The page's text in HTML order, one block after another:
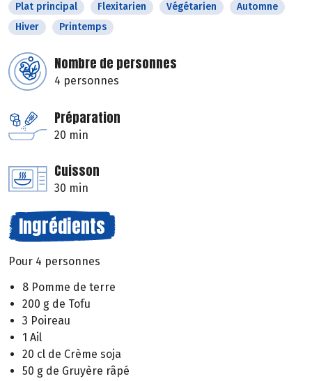
Plat principal Flexitarien Végétarien
Automne
Hiver
Printemps
Nombre de personnes
4 personnes
Préparation
20 min
Cuisson
30 min
Ingrédients
Pour 4 personnes
8 Pomme de terre
200 g de Tofu
3 Poireau
1 Ail
20 cl de Crème soja
50 g de Gruyère râpé